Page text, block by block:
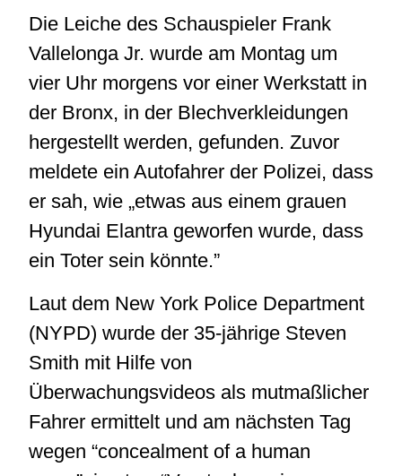
Die Leiche des Schauspieler Frank
Vallelonga Jr. wurde am Montag um
vier Uhr morgens vor einer Werkstatt in
der Bronx, in der Blechverkleidungen
hergestellt werden, gefunden. Zuvor
meldete ein Autofahrer der Polizei, dass
er sah, wie „etwas aus einem grauen
Hyundai Elantra geworfen wurde, dass
ein Toter sein könnte.”
Laut dem New York Police Department
(NYPD) wurde der 35-jährige Steven
Smith mit Hilfe von
Überwachungsvideos als mutmaßlicher
Fahrer ermittelt und am nächsten Tag
wegen “concealment of a human